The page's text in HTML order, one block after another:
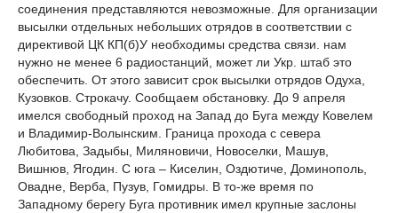
соединения представляются невозможные. Для организации
высылки отдельных небольших отрядов в соответствии с
директивой ЦК КП(б)У необходимы средства связи. нам
нужно не менее 6 радиостанций, может ли Укр. штаб это
обеспечить. От этого зависит срок высылки отрядов Одуха,
Кузовков. Строкачу. Сообщаем обстановку. До 9 апреля
имелся свободный проход на Запад до Буга между Ковелем
и Владимир-Волынским. Граница прохода с севера
Любитова, Задыбы, Миляновичи, Новоселки, Машув,
Вишнюв, Ягодин. С юга – Киселин, Оздютиче, Доминополь,
Овадне, Верба, Пузув, Гомидры. В то-же время по
Западному берегу Буга противник имел крупные заслоны